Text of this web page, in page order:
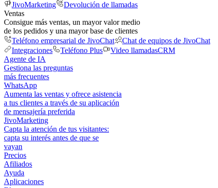
JivoMarketing
Devolución de llamadas
Ventas
Consigue más ventas, un mayor valor medio
de los pedidos y una mayor base de clientes
Teléfono empresarial de JivoChat
Chat de equipos de JivoChat
Integraciones
Teléfono Plus Video llamadasCRM
Agente de IA
Gestiona las preguntas
más frecuentes
WhatsApp
Aumenta las ventas y ofrece asistencia
a tus clientes a través de su aplicación
de mensajería preferida
JivoMarketing
Capta la atención de tus visitantes:
capta su interés antes de que se
vayan
Precios
Afiliados
Ayuda
Aplicaciones